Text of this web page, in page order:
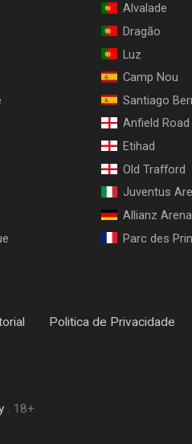
Alvalade
Dragão
Luz
Camp Nou
Santiago
Anfield Road
Etihad
Old Trafford
Juventus
Allianz Arena
Parc des
Politica de Privacidade
. 18+